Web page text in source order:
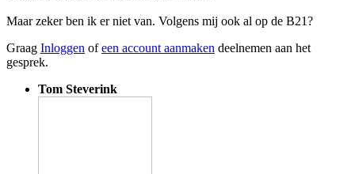
Maar zeker ben ik er niet van. Volgens mij ook al op de B21?
Graag Inloggen ofeen account aanmaken deelnemen aan het
gesprek.
Tom Steverink